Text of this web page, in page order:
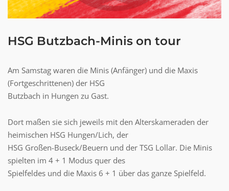
HSG Butzbach-Minis on tour
Am Samstag waren die Minis (Anfänger) und die Maxis
(Fortgeschrittenen) der HSG
Butzbach in Hungen zu Gast.
Dort maßen sie sich jeweils mit den Alterskameraden der
heimischen HSG Hungen/Lich, der
HSG Großen-Buseck/Beuern und der TSG Lollar. Die Minis
spielten im 4 + 1 Modus quer des
Spielfeldes und die Maxis 6 + 1 über das ganze Spielfeld.